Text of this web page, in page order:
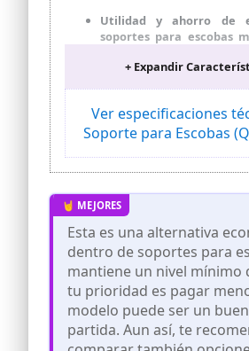
Utilidad y ahorro de
soportes para escobas
ayudarlo a almacenar y
Calidad premium:
organizadores de
trapeador están
inoxidable de alta
herrumbre, duraderos,
tuercen ni deforman.
Ajuste
portaescobillas para
adopta un diseño de
de pétalo mejorado, y el
montado en la pared
automáticamente el
acuerdo con el grosor
sujetarlo firmemente, lo
+ Expandir
Ver especificaciones
Soporte para Escobas
Esta es una alternativa
dentro de soportes para
mantiene un nivel mínimo
tu prioridad es pagar
modelo puede ser un
partida. Aun así, te